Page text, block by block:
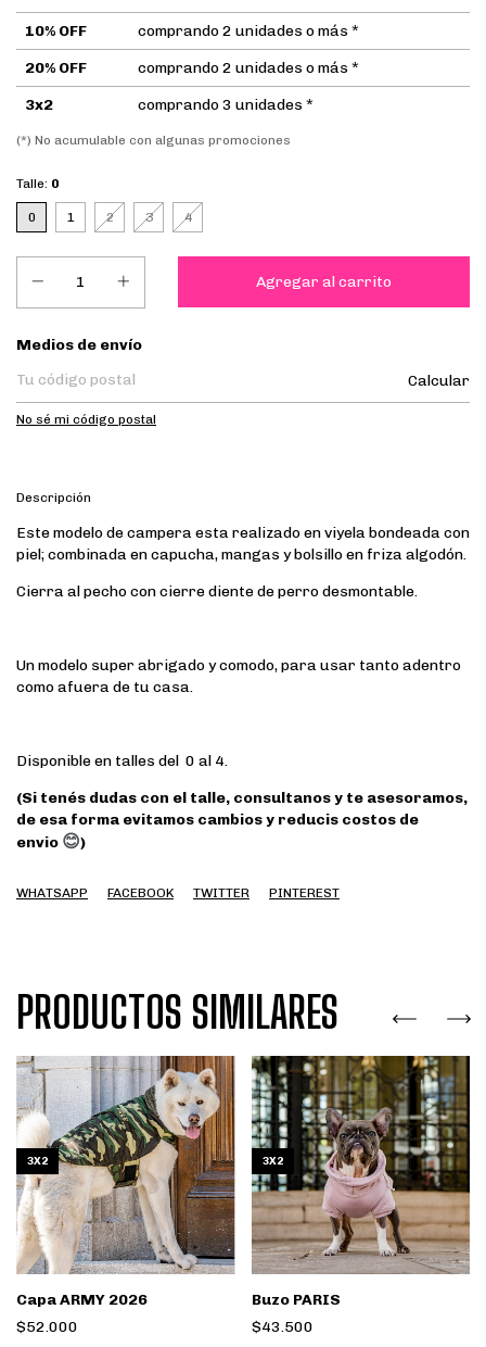
10% OFF
comprando 2 unidades o más *
20% OFF
comprando 2 unidades o más *
3x2
comprando 3 unidades *
(*) No acumulable con algunas promociones
Talle: 0
0 1 2 3 4
Entregas para el CP:
Medios de envío
Calcular
No sé mi código postal
Descripción
Este modelo de campera esta realizado en viyela bondeada con
piel; combinada en capucha, mangas y bolsillo en friza algodón.
Cierra al pecho con cierre diente de perro desmontable.
Un modelo super abrigado y comodo, para usar tanto adentro
como afuera de tu casa.
Disponible en talles del 0 al 4.
(Si tenés dudas con el talle, consultanos y te asesoramos,
de esa forma evitamos cambios y reducis costos de
envio 😊)
WHATSAPP FACEBOOK TWITTER PINTEREST
PRODUCTOS SIMILARES
3X2
Capa ARMY 2026
$52.000
3X2
Buzo PARIS
$43.500